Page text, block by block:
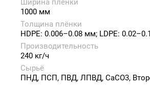
Ширина плёнки
1000 мм
Толщина плёнки
HDPE: 0.006–0.08 мм; LDPE:
Производительность
240 кг/ч
Сырьё
ПНД, ПСП, ПВД, ЛПВД, CaCO3,